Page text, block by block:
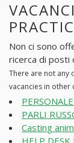
Non ci sono
ricerca di posti
There are not any
vacancies in other
PARLI
Casting